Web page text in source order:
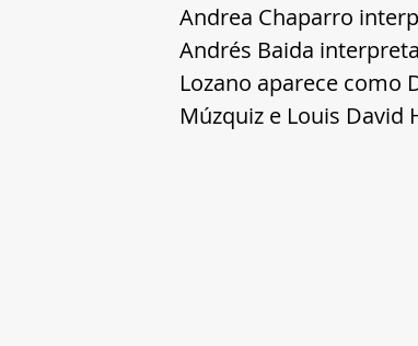
Andrea Chaparro
Andrés Baida
Lozano aparece como
Múzquiz e Louis David